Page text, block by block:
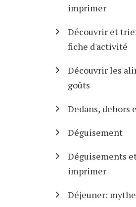
imprimer
Découvrir et
fiche d'activité
Découvrir les
goûts
Dedans, dehors
Déguisement
Déguisements
imprimer
Déjeuner: